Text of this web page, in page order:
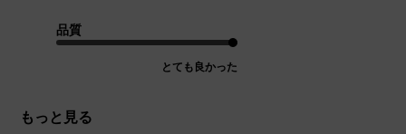
品質
とても良かった
もっと見る